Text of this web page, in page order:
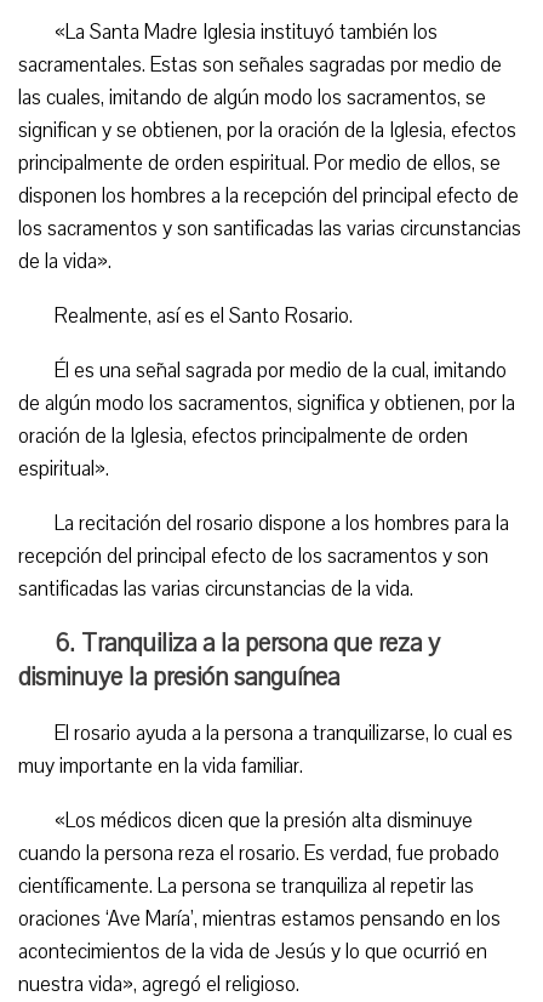
«La Santa Madre Iglesia instituyó también los
sacramentales. Estas son señales sagradas por medio de
las cuales, imitando de algún modo los sacramentos, se
significan y se obtienen, por la oración de la Iglesia, efectos
principalmente de orden espiritual. Por medio de ellos, se
disponen los hombres a la recepción del principal efecto de
los sacramentos y son santificadas las varias circunstancias
de la vida».
Realmente, así es el Santo Rosario.
Él es una señal sagrada por medio de la cual, imitando
de algún modo los sacramentos, significa y obtienen, por la
oración de la Iglesia, efectos principalmente de orden
espiritual».
La recitación del rosario dispone a los hombres para la
recepción del principal efecto de los sacramentos y son
santificadas las varias circunstancias de la vida.
6. Tranquiliza a la persona que reza y
disminuye la presión sanguínea
El rosario ayuda a la persona a tranquilizarse, lo cual es
muy importante en la vida familiar.
«Los médicos dicen que la presión alta disminuye
cuando la persona reza el rosario. Es verdad, fue probado
científicamente. La persona se tranquiliza al repetir las
oraciones ‘Ave María’, mientras estamos pensando en los
acontecimientos de la vida de Jesús y lo que ocurrió en
nuestra vida», agregó el religioso.